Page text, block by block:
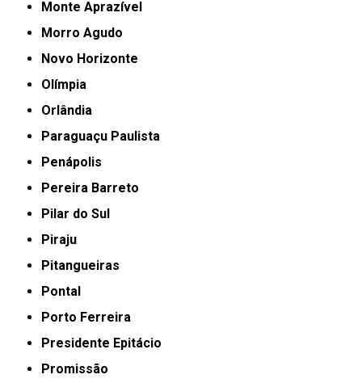
Monte Aprazível
Morro Agudo
Novo Horizonte
Olímpia
Orlândia
Paraguaçu Paulista
Penápolis
Pereira Barreto
Pilar do Sul
Piraju
Pitangueiras
Pontal
Porto Ferreira
Presidente Epitácio
Promissão